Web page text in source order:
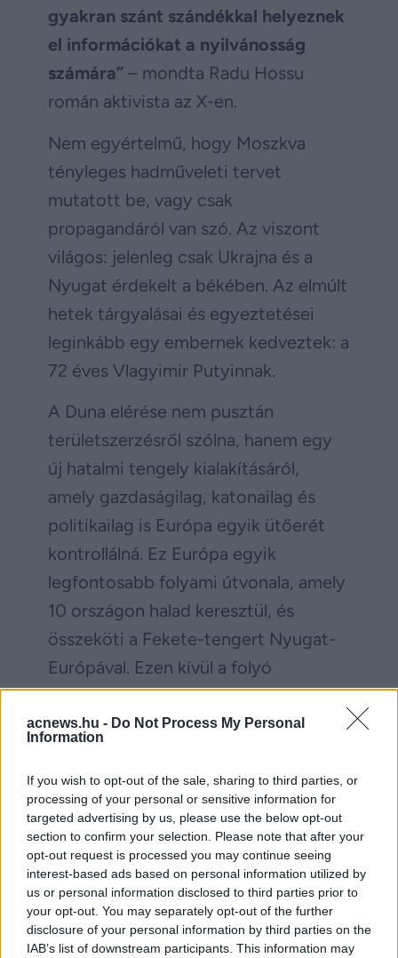
acnews.hu - Do Not Process My Personal
Information
If you wish to opt-out of the sale, sharing to third parties, or
processing of your personal or sensitive information for
targeted advertising by us, please use the below opt-out
section to confirm your selection. Please note that after your
opt-out request is processed you may continue seeing
interest-based ads based on personal information utilized by
us or personal information disclosed to third parties prior to
your opt-out. You may separately opt-out of the further
disclosure of your personal information by third parties on the
IAB’s list of downstream participants. This information may
gyakran szánt szándékkal helyeznek
el információkat a nyilvánosság
számára” – mondta Radu Hossu
román aktivista az X-en.
Nem egyértelmű, hogy Moszkva
tényleges hadműveleti tervet
mutatott be, vagy csak
propagandáról van szó. Az viszont
világos: jelenleg csak Ukrajna és a
Nyugat érdekelt a békében. Az elmúlt
hetek tárgyalásai és egyeztetései
leginkább egy embernek kedveztek: a
72 éves Vlagyimir Putyinnak.
A Duna elérése nem pusztán
területszerzésről szólna, hanem egy
új hatalmi tengely kialakításáról,
amely gazdaságilag, katonailag és
politikailag is Európa egyik ütőerét
kontrollálná. Ez Európa egyik
legfontosabb folyami útvonala, amely
10 országon halad keresztül, és
összeköti a Fekete-tengert Nyugat-
Európával. Ezen kívül a folyó
stratégiai híd a Balkán és Közép-
Európa felé; orosz ellenőrzés alatt
jelentene az EU keleti peremére és a
NATO-tagállamokra (Románia,
Bulgária, Magyarország).
Facebook Twitter
Reddit Telegram